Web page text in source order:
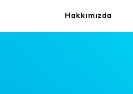
Hakkımızda